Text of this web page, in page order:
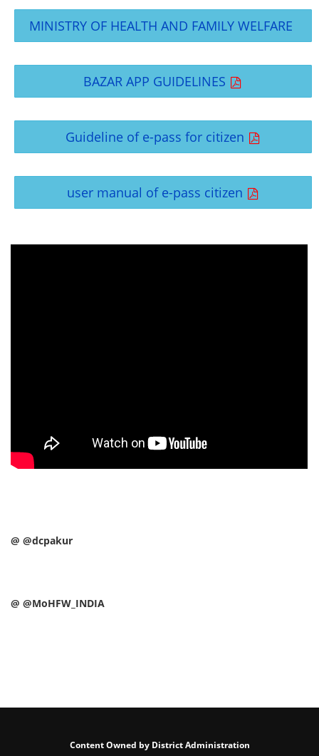
MINISTRY OF HEALTH AND FAMILY WELFARE
BAZAR APP GUIDELINES
Guideline of e-pass for citizen
user manual of e-pass citizen
@ @dcpakur
@ @MoHFW_INDIA
Content Owned by District Administration